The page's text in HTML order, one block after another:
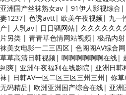
亚洲国产丝袜熟女av | 91伊人影视综合 |
妻1237| 色诱avtt| 欧美午夜视频| 九一
产| 人乳av| 日日骚网站| 久久久久久久
片另类 | 青青草色情网站视频| 极品内射
袜美女电影一二三四区| 色阁阁AV综合网
草草高清日韩视频| 啊啊啊啊啊啊在线|
到爽| 亚洲午夜福利在线影院| 亚洲日韩
袜| 日韩AV一区二区三区三州三州 | 你
无码精品 | 欧洲亚洲国产综合在线| 亚洲